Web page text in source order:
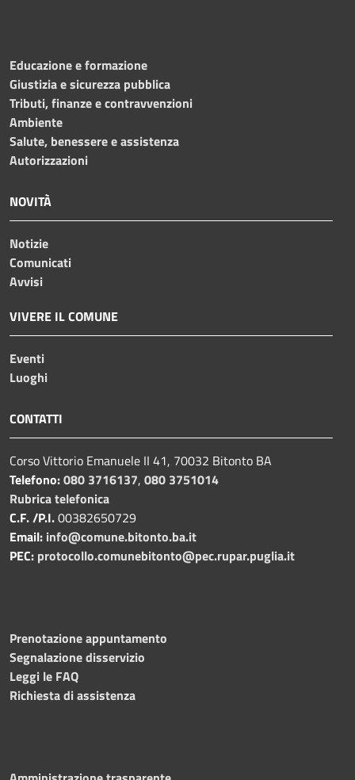
Educazione e formazione
Giustizia e sicurezza pubblica
Tributi, finanze e contravvenzioni
Ambiente
Salute, benessere e assistenza
Autorizzazioni
NOVITÀ
Notizie
Comunicati
Avvisi
VIVERE IL COMUNE
Eventi
Luoghi
CONTATTI
Corso Vittorio Emanuele II 41, 70032 Bitonto BA
Telefono:080 3716137, 080 3751014
Rubrica telefonica
C.F. /P.I.00382650729
Email: info@comune.bitonto.ba.it
PEC: protocollo.comunebitonto@pec.rupar.puglia.it
Prenotazione appuntamento
Segnalazione disservizio
Leggi le FAQ
Richiesta di assistenza